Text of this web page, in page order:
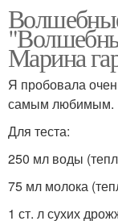
Марина
Я пробовала
самым любимым.
Для теста:
250 мл воды
75 мл молока
1 ст. л сухих